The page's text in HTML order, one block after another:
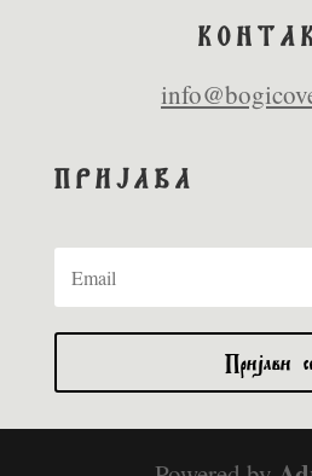
ПРИЈАВА
Пријави